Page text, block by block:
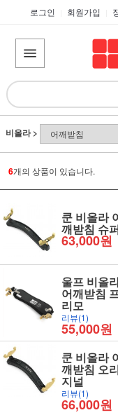
로그인 회원가입
비올라>
6개의 상품이 있습니다.
쿤 비올라
깨받침 슈
63,000원
울프 비올
어깨받침
리모
리뷰(1)
55,000원
쿤 비올라
깨받침 오
지널
리뷰(1)
66,000원